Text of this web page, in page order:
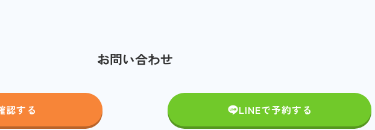
お問い合わせ
認する LINEで予約する